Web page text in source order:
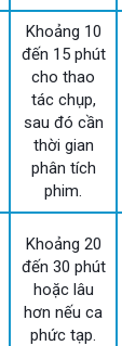
Khoảng 10
đến 15 phút
cho thao
tác chụp,
sau đó cần
thời gian
phân tích
phim.
Khoảng 20
đến 30 phút
hoặc lâu
hơn nếu ca
phức tạp.